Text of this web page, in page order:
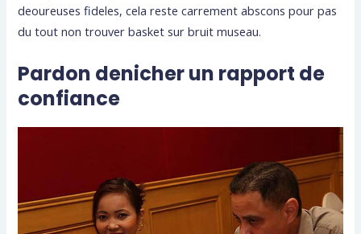
deoureuses fideles, cela reste carrement abscons pour pas
du tout non trouver basket sur bruit museau.
Pardon denicher un rapport de
confiance